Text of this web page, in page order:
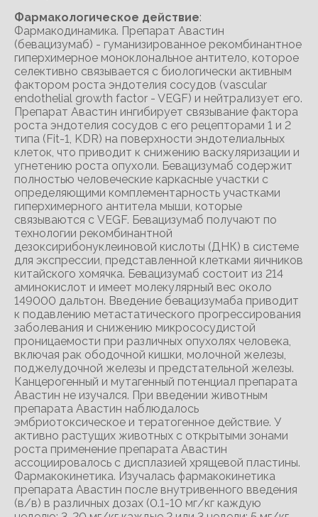
Фармакологическое действие:
Фармакодинамика. Препарат Авастин
(бевацизумаб) - гуманизированное рекомбинантное
гиперхимерное моноклональное антитело, которое
селективно связывается с биологически активным
фактором роста эндотелия сосудов (vascular
endothelial growth factor - VEGF) и нейтрализует его.
Препарат Авастин ингибирует связывание фактора
роста эндотелия сосудов с его рецепторами 1 и 2
типа (Fit-1, KDR) на поверхности эндотелиальных
клеток, что приводит к снижению васкуляризации и
угнетению роста опухоли. Бевацизумаб содержит
полностью человеческие каркасные участки с
определяющими комплементарность участками
гиперхимерного антитела мыши, которые
связываются с VEGF. Бевацизумаб получают по
технологии рекомбинантной
дезоксирибонуклеиновой кислоты (ДНК) в системе
для экспрессии, представленной клетками яичников
китайского хомячка. Бевацизумаб состоит из 214
аминокислот и имеет молекулярный вес около
149000 дальтон. Введение бевацизумаба приводит
к подавлению метастатического прогрессирования
заболевания и снижению микрососудистой
проницаемости при различных опухолях человека,
включая рак ободочной кишки, молочной железы,
поджелудочной железы и предстательной железы.
Канцерогенный и мутагенный потенциал препарата
Авастин не изучался. При введении животным
препарата Авастин наблюдалось
эмбриотоксическое и тератогенное действие. У
активно растущих животных с открытыми зонами
роста применение препарата Авастин
ассоциировалось с дисплазией хрящевой пластины.
Фармакокинетика. Изучалась фармакокинетика
препарата Авастин после внутривенного введения
(в/в) в различных дозах (0.1-10 мг/кг каждую